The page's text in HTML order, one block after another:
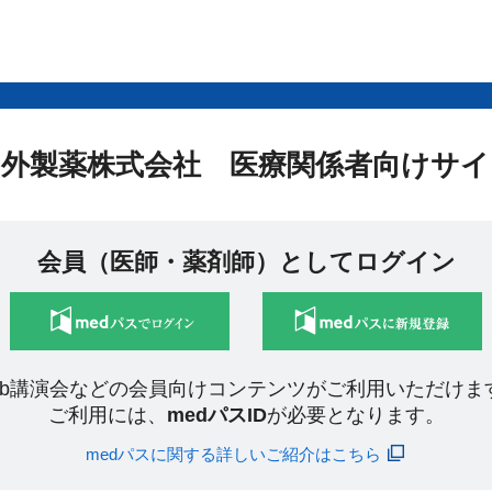
製薬株式会社 医療関係者向けサ
会員（医師・薬剤師）としてログイン
講演会などの会員向けコンテンツがご利用いただけま
ご利用には、 medパスIDが必要となります。
medパスに関する詳しいご紹介はこちら